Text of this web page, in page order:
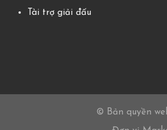
Tài trợ giải đấu
© Bản quyền